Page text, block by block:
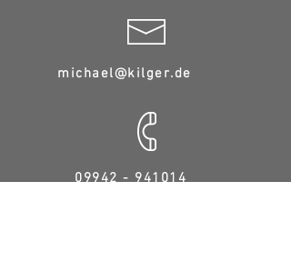
michael@kilger.de
09942 - 941014